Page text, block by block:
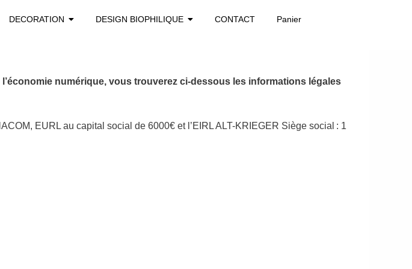
DECORATION DESIGN BIOPHILIQUE CONTACT Panier
numérique, vous trouverez ci-dessous les informations légales
EURL au capital social de 6000€ et l’EIRL ALT-KRIEGER Siège social : 1